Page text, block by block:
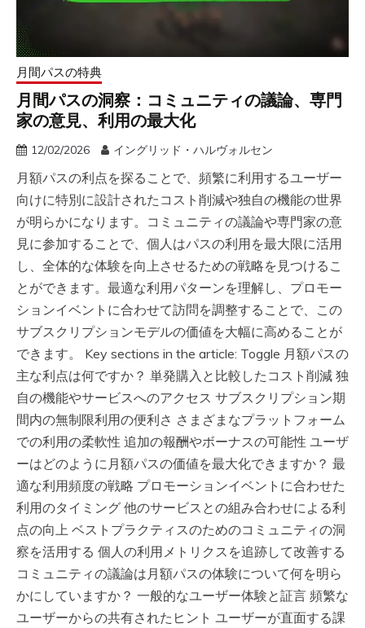
月間パスの特典
月間パスの洞察：コミュニティの議論、専門
家の意見、利用の最大化
12/02/2026 イングリッド・ハルヴォルセン
月額パスの利点を探ることで、頻繁に利用するユーザー
向けに特別に設計されたコスト削減や独自の機能の世界
が明らかになります。コミュニティの議論や専門家の意
見に参加することで、個人はパスの利用を最大限に活用
し、全体的な体験を向上させるための戦略を見つけるこ
とができます。最適な利用パターンを理解し、プロモー
ションイベントに合わせて訪問を調整することで、この
サブスクリプションモデルの価値を大幅に高めることが
できます。 Key sections in the article: Toggle 月額パスの
主な利点は何ですか？ 単発購入と比較したコスト削減 独
自の機能やサービスへのアクセス サブスクリプション期
間内の無制限利用の便利さ さまざまなプラットフォーム
での利用の柔軟性 追加の報酬やボーナスの可能性 ユーザ
ーはどのように月額パスの価値を最大化できますか？ 最
適な利用頻度の戦略 プロモーションイベントに合わせた
利用のタイミング 他のサービスとの組み合わせによる利
点の向上 ベストプラクティスのためのコミュニティの洞
察を活用する 個人の利用メトリクスを追跡して改善する
コミュニティの議論は月額パスの体験について何を明ら
かにしていますか？ 一般的なユーザー体験と証言 頻繁な
ユーザーからの共有されたヒント ユーザーが直面する課